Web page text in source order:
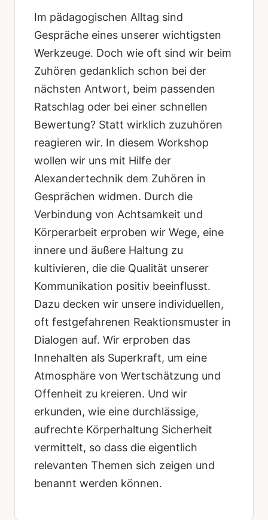
Im pädagogischen Alltag sind
Gespräche eines unserer wichtigsten
Werkzeuge. Doch wie oft sind wir beim
Zuhören gedanklich schon bei der
nächsten Antwort, beim passenden
Ratschlag oder bei einer schnellen
Bewertung? Statt wirklich zuzuhören
reagieren wir. In diesem Workshop
wollen wir uns mit Hilfe der
Alexandertechnik dem Zuhören in
Gesprächen widmen. Durch die
Verbindung von Achtsamkeit und
Körperarbeit erproben wir Wege, eine
innere und äußere Haltung zu
kultivieren, die die Qualität unserer
Kommunikation positiv beeinflusst.
Dazu decken wir unsere individuellen,
oft festgefahrenen Reaktionsmuster in
Dialogen auf. Wir erproben das
Innehalten als Superkraft, um eine
Atmosphäre von Wertschätzung und
Offenheit zu kreieren. Und wir
erkunden, wie eine durchlässige,
aufrechte Körperhaltung Sicherheit
vermittelt, so dass die eigentlich
relevanten Themen sich zeigen und
benannt werden können.